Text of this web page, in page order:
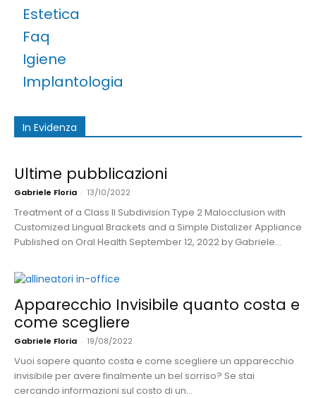
Estetica
Faq
Igiene
Implantologia
In Evidenza
Ultime pubblicazioni
Gabriele Floria - 13/10/2022
Treatment of a Class II Subdivision Type 2 Malocclusion with
Customized Lingual Brackets and a Simple Distalizer Appliance
Published on Oral Health September 12, 2022 by Gabriele...
Apparecchio Invisibile quanto costa e
come scegliere
Gabriele Floria - 19/08/2022
Vuoi sapere quanto costa e come scegliere un apparecchio
invisibile per avere finalmente un bel sorriso? Se stai
cercando informazioni sul costo di un...